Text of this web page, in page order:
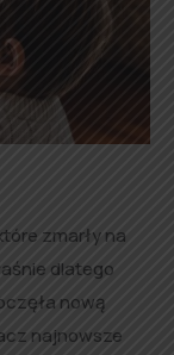
zmarły na
dlatego
nową
najnowsze